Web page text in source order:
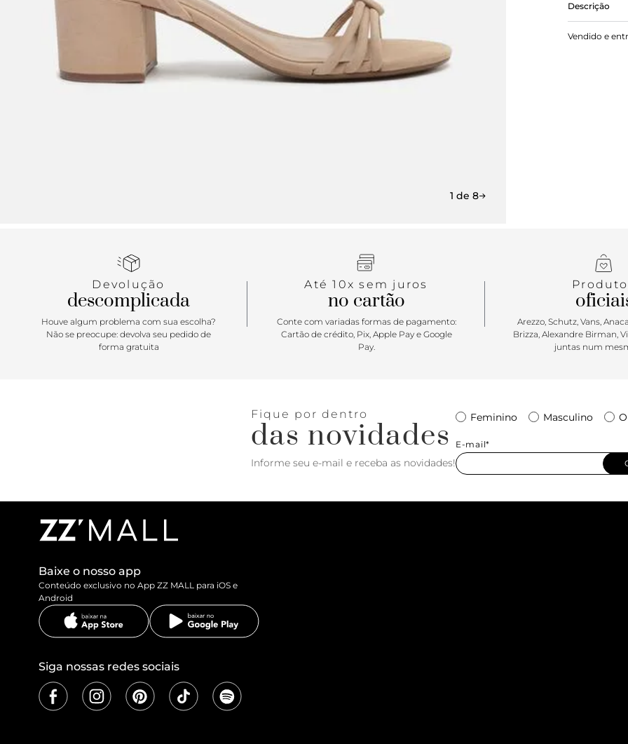
1 de 8
Descrição
Sandália
redondo.
Vendido e
Devolução
descomplicada
Houve algum problema com sua escolha?
Não se preocupe: devolva seu pedido de
forma gratuita
Até 10x sem juros
no cartão
Conte com variadas formas de pagamento:
Cartão de crédito, Pix, Apple Pay e Google
Pay.
Arezzo, Schutz, Vans,
Brizza, Alexandre Birman,
juntas num
Fique por dentro
das novidades
Informe seu e-mail e receba as novidades!
Feminino Masculino
E-mail*
Baixe o nosso app
Conteúdo exclusivo no App ZZ MALL para iOS e
Android
Siga nossas redes sociais